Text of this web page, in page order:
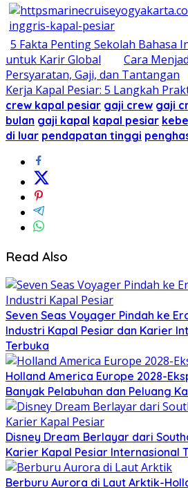
5 Fakta Penting Sekolah Bahasa
untuk Karir Global
Cara
Persyaratan, Gaji, dan Tantangan
Kerja Kapal Pesiar: 5 Langkah
crew kapal pesiar gaji crew gaji
bulan gaji kapal kapal pesiar
di luar pendapatan tinggi
Read Also
Seven Seas Voyager Pindah ke
Industri Kapal Pesiar dan Karier
Terbuka
Holland America Europe 2028-
Banyak Pelabuhan dan Peluang
Disney Dream Berlayar dari
Karier Kapal Pesiar Internasional
Berburu Aurora di Laut Arktik-